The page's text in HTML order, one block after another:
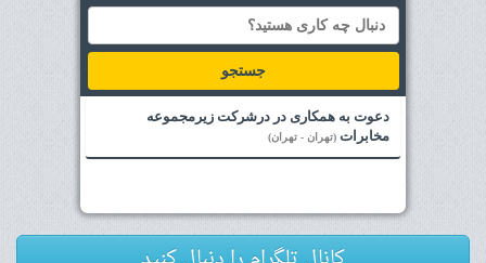
جستجو
دعوت به همکاری در درشرکت زیرمجموعه
مخابرات (تهران - تهران)